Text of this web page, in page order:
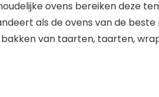
ovens bereiken deze
als de ovens van de
van taarten, taarten,